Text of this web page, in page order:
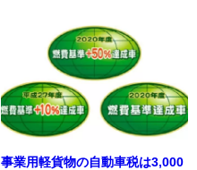
事業用軽貨物の自動車税は3,000